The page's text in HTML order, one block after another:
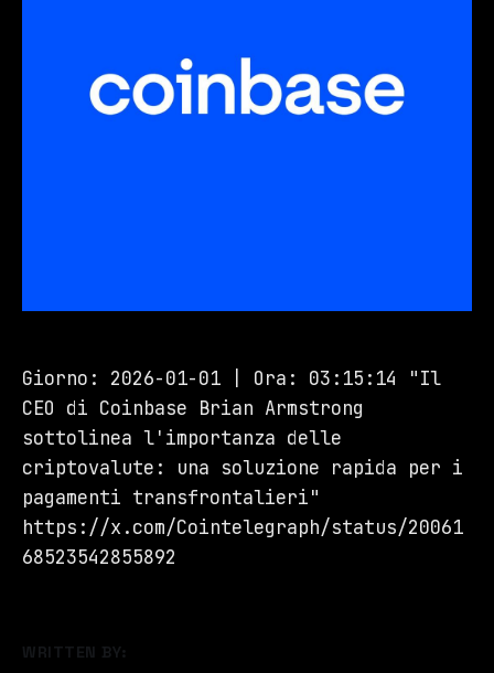
Giorno: 2026-01-01 | Ora: 03:15:14 "Il
CEO di Coinbase Brian Armstrong
sottolinea l'importanza delle
criptovalute: una soluzione rapida per i
pagamenti transfrontalieri"
https://x.com/Cointelegraph/status/20061
68523542855892
WRITTEN BY: